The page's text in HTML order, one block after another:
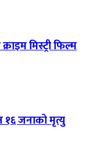
मिस्ट्री फिल्म
१६ जनाको मृत्यु